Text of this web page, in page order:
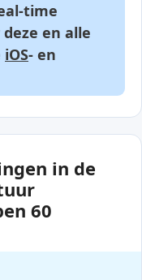
time
en alle
iOS- en
in de
60